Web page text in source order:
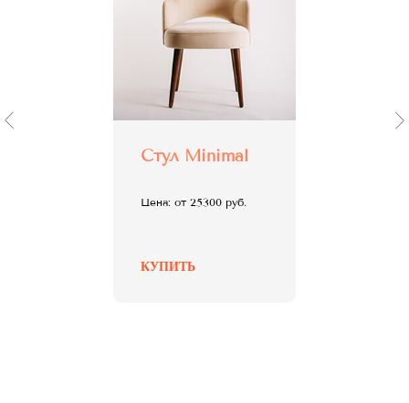
Стул Minimal
Цена: от 25300 руб.
КУПИТЬ